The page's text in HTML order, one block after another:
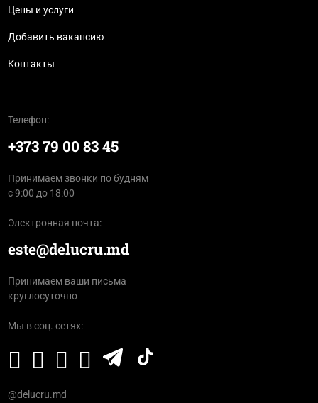
Цены и услуги
Добавить вакансию
Контакты
Телефон:
+373 79 00 83 45
Принимаем звонки по будням
с 9:00 до 18:00
Электронная почта:
este@delucru.md
Принимаем ваши письма
круглосуточно
Мы в соц. сетях:
@delucru.md